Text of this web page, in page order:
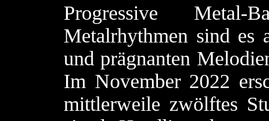
Progressive Metal-
Metalrhythmen sind es
und prägnanten
Im November 2022
mittlerweile zwölftes